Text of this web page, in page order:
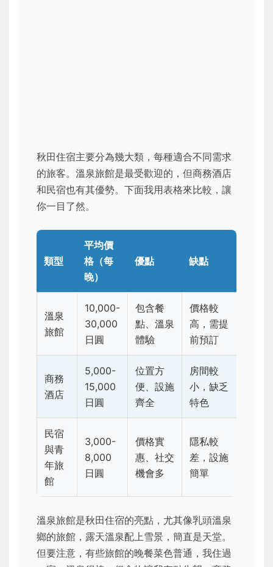
秋田住宿主要分為幾大類，每種適合不同需求
的旅客。溫泉旅館是最受歡迎的，但商務酒店
和民宿也有其優勢。下面我用表格來比較，讓
你一目了然。
類型
平均價
格（每
晚）
優點 缺點
溫泉
旅館
10,000-
30,000
日圓
包含餐
點、溫泉
體驗
價格較
高，需提
前預訂
商務
酒店
5,000-
15,000
日圓
位置方
便、設施
齊全
房間較
小，缺乏
特色
民宿
與青
年旅
館
3,000-
8,000
日圓
價格實
惠、社交
機會多
隱私較
差，設施
簡單
溫泉旅館是秋田住宿的亮點，尤其像乳頭溫泉
鄉的旅館，露天溫泉配上雪景，簡直是天堂。
但要注意，有些旅館的晚餐菜色普通，我住過